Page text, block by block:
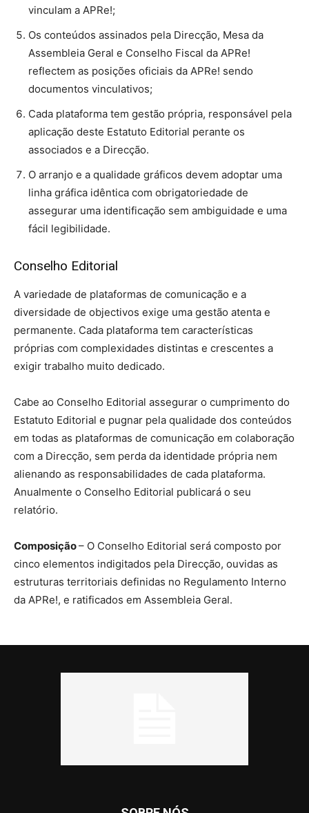
vinculam a APRe!;
Os conteúdos assinados pela Direcção, Mesa da
Assembleia Geral e Conselho Fiscal da APRe!
reflectem as posições oficiais da APRe! sendo
documentos vinculativos;
Cada plataforma tem gestão própria, responsável pela
aplicação deste Estatuto Editorial perante os
associados e a Direcção.
O arranjo e a qualidade gráficos devem adoptar uma
linha gráfica idêntica com obrigatoriedade de
assegurar uma identificação sem ambiguidade e uma
fácil legibilidade.
Conselho Editorial
A variedade de plataformas de comunicação e a
diversidade de objectivos exige uma gestão atenta e
permanente. Cada plataforma tem características
próprias com complexidades distintas e crescentes a
exigir trabalho muito dedicado.
Cabe ao Conselho Editorial assegurar o cumprimento do
Estatuto Editorial e pugnar pela qualidade dos conteúdos
em todas as plataformas de comunicação em colaboração
com a Direcção, sem perda da identidade própria nem
alienando as responsabilidades de cada plataforma.
Anualmente o Conselho Editorial publicará o seu
relatório.
Composição– O Conselho Editorial será composto por
cinco elementos indigitados pela Direcção, ouvidas as
estruturas territoriais definidas no Regulamento Interno
da APRe!, e ratificados em Assembleia Geral.